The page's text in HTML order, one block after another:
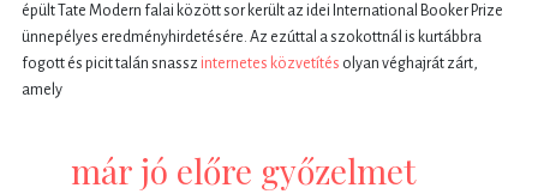
épült Tate Modern falai között sor került az idei International Booker Prize
ünnepélyes eredményhirdetésére. Az ezúttal a szokottnál is kurtábbra
fogott és picit talán snassz internetes közvetítés olyan véghajrát zárt,
amely
már jó előre győzelmet